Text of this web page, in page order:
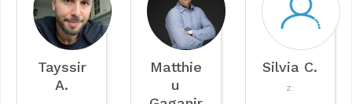
Tayssir
A.
Matthie
u
Silvia C.
Z: